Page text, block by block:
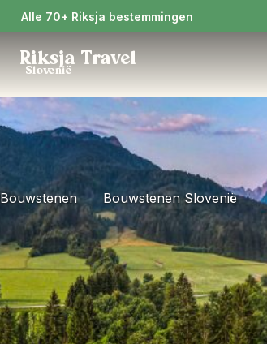
Alle 70+ Riksja bestemmingen
Riksja Travel
Slovenië
Bouwstenen Bouwstenen Slovenië